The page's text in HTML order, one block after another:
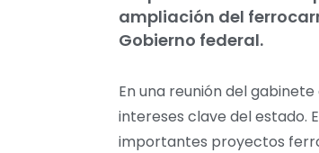
ampliación del
Gobierno federal.
En una reunión del
intereses clave del estado.
importantes proyectos